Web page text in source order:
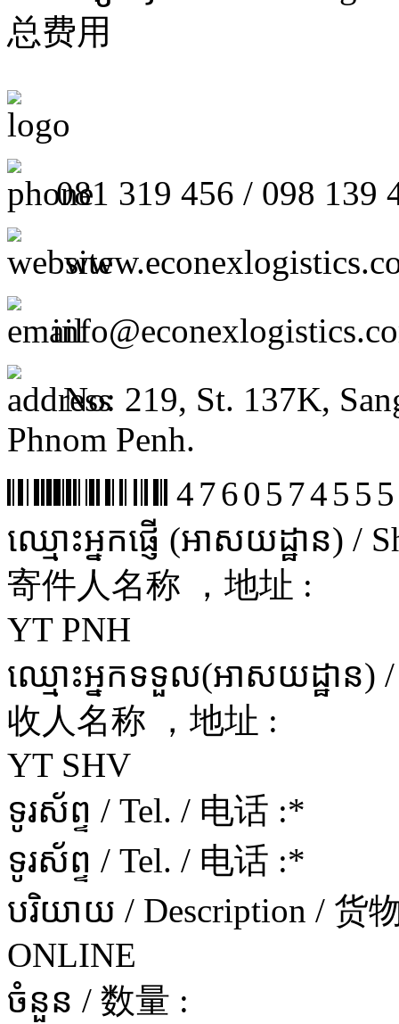
总费用
081 319 456 / 098 139
No: 219, St. 137K,
Phnom Penh.
4760574555
ឈ្មោះអ្នកផ្ញើ (អាសយដ្ឋាន) /
寄件人名称 ，地址 :
YT PNH
ឈ្មោះអ្នកទទួល(អាសយដ្ឋាន) /
收人名称 ，地址 :
YT SHV
ទូរស័ព្ទ / Tel. / 电话 :*
ទូរស័ព្ទ / Tel. / 电话 :*
បរិយាយ / Description / 货
ONLINE
ចំនួន / 数量 :